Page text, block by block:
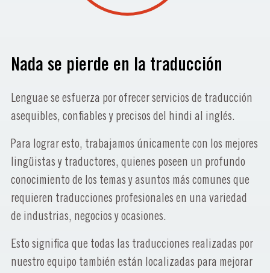
Nada se pierde en la traducción
Lenguae se esfuerza por ofrecer servicios de traducción
asequibles, confiables y precisos del hindi al inglés.
Para lograr esto, trabajamos únicamente con los mejores
lingüistas y traductores, quienes poseen un profundo
conocimiento de los temas y asuntos más comunes que
requieren traducciones profesionales en una variedad
de industrias, negocios y ocasiones.
Esto significa que todas las traducciones realizadas por
nuestro equipo también están localizadas para mejorar